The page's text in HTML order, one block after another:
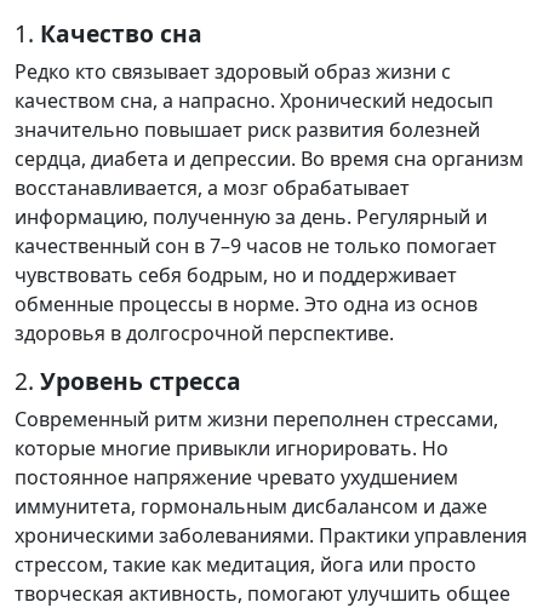
1. Качество сна
Редко кто связывает здоровый образ жизни с
качеством сна, а напрасно. Хронический недосып
значительно повышает риск развития болезней
сердца, диабета и депрессии. Во время сна организм
восстанавливается, а мозг обрабатывает
информацию, полученную за день. Регулярный и
качественный сон в 7–9 часов не только помогает
чувствовать себя бодрым, но и поддерживает
обменные процессы в норме. Это одна из основ
здоровья в долгосрочной перспективе.
2. Уровень стресса
Современный ритм жизни переполнен стрессами,
которые многие привыкли игнорировать. Но
постоянное напряжение чревато ухудшением
иммунитета, гормональным дисбалансом и даже
хроническими заболеваниями. Практики управления
стрессом, такие как медитация, йога или просто
творческая активность, помогают улучшить общее